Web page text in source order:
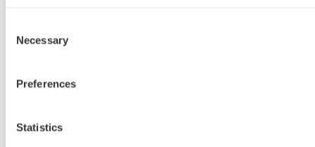
Selection
Necessary
Preferences
Statistics